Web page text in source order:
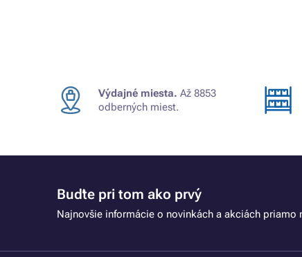
Výdajné miesta. Až 8853
odberných miest.
Buďte pri tom ako prvý
Najnovšie informácie o novinkách a akciách priamo